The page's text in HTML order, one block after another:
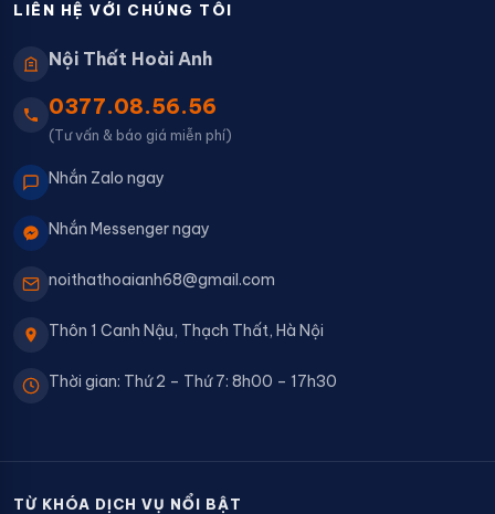
LIÊN HỆ VỚI CHÚNG TÔI
Nội Thất Hoài Anh
0377.08.56.56
(Tư vấn & báo giá miễn phí)
Nhắn Zalo ngay
Nhắn Messenger ngay
noithathoaianh68@gmail.com
Thôn 1 Canh Nậu, Thạch Thất, Hà Nội
Thời gian: Thứ 2 – Thứ 7: 8h00 – 17h30
TỪ KHÓA DỊCH VỤ NỔI BẬT